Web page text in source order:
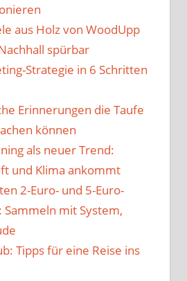
aus Holz von WoodUpp
spürbar
Strategie in 6 Schritten
Erinnerungen die Taufe
können
als neuer Trend:
und Klima ankommt
2-Euro- und 5-Euro-
mit System,
Tipps für eine Reise ins